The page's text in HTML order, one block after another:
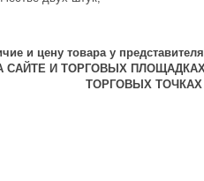
и цену товара у
САЙТЕ И ТОРГОВЫХ
ТОРГОВЫХ ТОЧКАХ